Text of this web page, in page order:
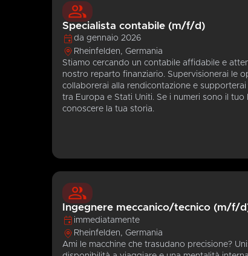
Specialista contabile (m/f/d)
da gennaio 2026
Rheinfelden, Germania
Stiamo cercando un contabile affidabile e
nostro reparto finanziario. Supervisionerai le
collaborerai alla rendicontazione e
tra Europa e Stati Uniti. Se i numeri sono il
conoscere la tua storia.
Ingegnere meccanico/tecnico (m/f/
immediatamente
Rheinfelden, Germania
Ami le macchine che trasudano precisione?